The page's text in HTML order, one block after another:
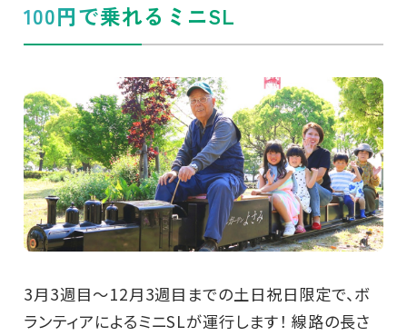
100円で乗れるミニSL
3月3週目～12月3週目までの土日祝日限定で、ボ
ランティアによるミニSLが運行します！ 線路の長さ